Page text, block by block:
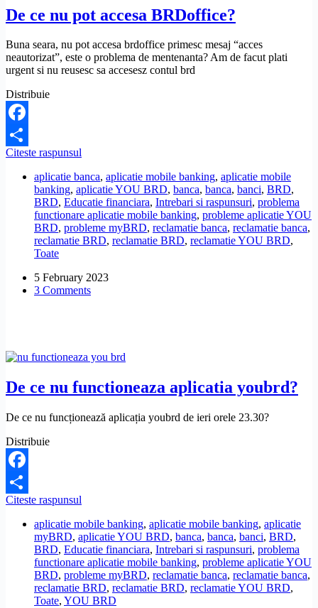
De ce nu pot accesa BRDoffice?
Buna seara, nu pot accesa brdoffice primesc mesaj “acces
neautorizat”, este o problema de mentenanta? Am de facut plati
urgent si nu reusesc sa accesesz contul brd
Distribuie
Facebook
Share
Citeste raspunsul
nu
pot
accesa
BRDoffice?
aplicatie banca, aplicatie mobile banking, aplicatie mobile
banking, aplicatie YOU BRD, banca, banca, banci, BRD,
BRD, Educatie financiara, Intrebari si raspunsuri, problema
functionare aplicatie mobile banking, probleme aplicatie YOU
BRD, probleme myBRD, reclamatie banca, reclamatie banca,
reclamatie BRD, reclamatie BRD, reclamatie YOU BRD,
Toate
5 February 2023
3 Comments
De ce nu functioneaza aplicatia youbrd?
De ce nu funcționează aplicația youbrd de ieri orele 23.30?
Distribuie
Facebook
Share
Citeste raspunsul
nu
functioneaza
aplicatia
youbrd?
aplicatie mobile banking, aplicatie mobile banking, aplicatie
myBRD, aplicatie YOU BRD, banca, banca, banci, BRD,
BRD, Educatie financiara, Intrebari si raspunsuri, problema
functionare aplicatie mobile banking, probleme aplicatie YOU
BRD, probleme myBRD, reclamatie banca, reclamatie banca,
reclamatie BRD, reclamatie BRD, reclamatie YOU BRD,
Toate, YOU BRD